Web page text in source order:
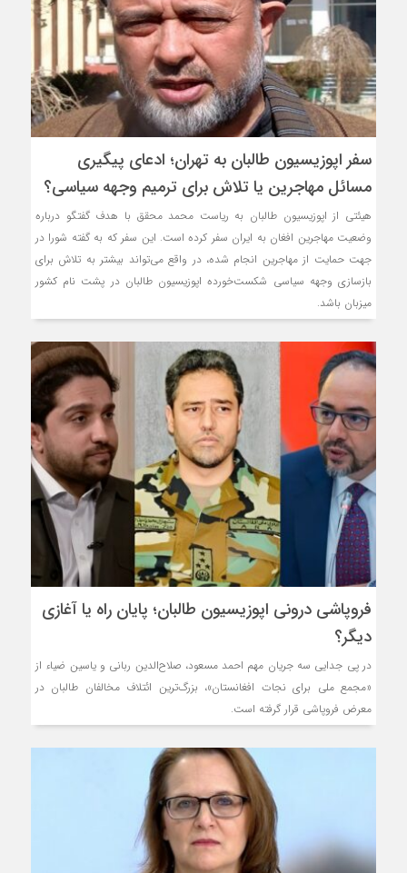
سفر اپوزیسیون طالبان به تهران؛ ادعای پیگیری
مسائل مهاجرین یا تلاش برای ترمیم وجهه سیاسی؟
هیئتی از اپوزیسیون طالبان به ریاست محمد محقق با هدف گفتگو درباره
وضعیت مهاجرین افغان به ایران سفر کرده است. این سفر که به گفته شورا در
جهت حمایت از مهاجرین انجام شده، در واقع می‌تواند بیشتر به تلاش برای
بازسازی وجهه سیاسی شکست‌خورده اپوزیسیون طالبان در پشت نام کشور
میزبان باشد.
فروپاشی درونی اپوزیسیون طالبان؛ پایان راه یا آغازی
دیگر؟
در پی جدایی سه جریان مهم احمد مسعود، صلاح‌الدین ربانی و یاسین ضیاء از
«مجمع ملی برای نجات افغانستان»، بزرگ‌ترین ائتلاف مخالفان طالبان در
معرض فروپاشی قرار گرفته است.